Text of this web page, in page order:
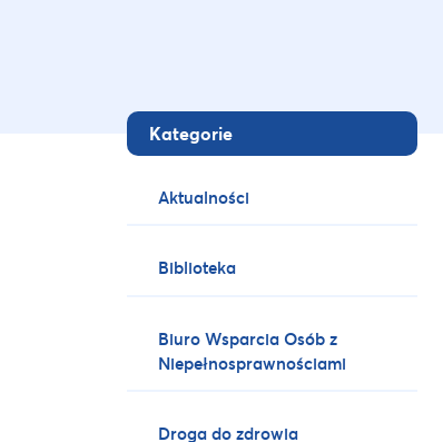
Kategorie
Aktualności
Biblioteka
Biuro Wsparcia Osób z
Niepełnosprawnościami
Droga do zdrowia